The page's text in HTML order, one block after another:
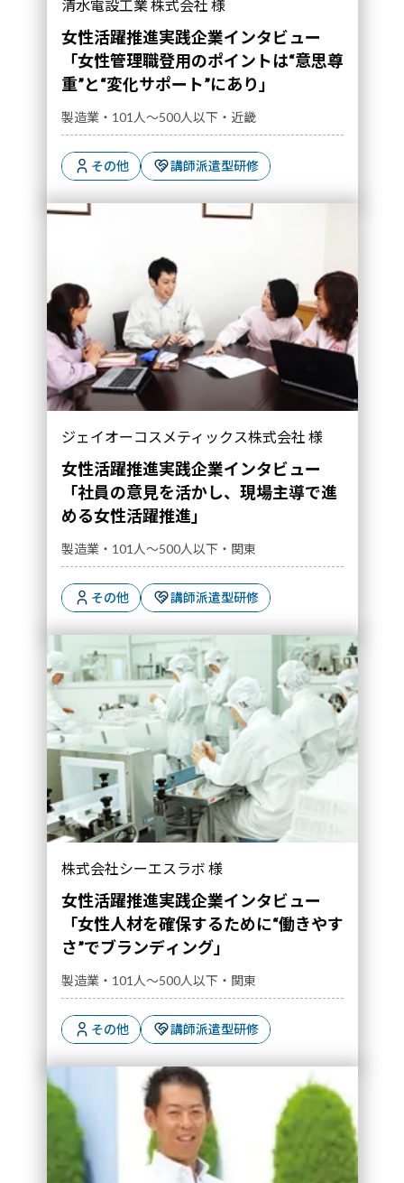
清水電設工業 株式会社 様
女性活躍推進実践企業インタビュー
「女性管理職登用のポイントは“意思尊
重”と“変化サポート”にあり」
製造業・101人～500人以下・近畿
その他 講師派遣型研修
活躍推進」｜導入事例">
ジェイオーコスメティックス株式会社 様
女性活躍推進実践企業インタビュー
「社員の意見を活かし、現場主導で進
める女性活躍推進」
製造業・101人～500人以下・関東
その他 講師派遣型研修
ランディング」｜導入事例">
株式会社シーエスラボ 様
女性活躍推進実践企業インタビュー
「女性人材を確保するために“働きやす
さ”でブランディング」
製造業・101人～500人以下・関東
その他 講師派遣型研修